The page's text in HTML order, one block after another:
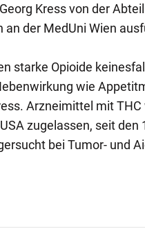
Kress von der
an der MedUni Wien
starke Opioide
wie
Arzneimittel mit
zugelassen, seit
bei Tumor- und